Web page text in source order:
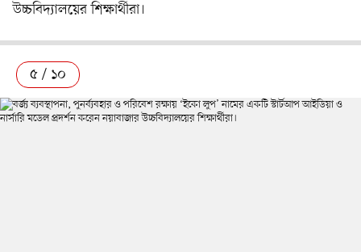
উচ্চবিদ্যালয়ের শিক্ষার্থীরা।
৫ / ১০